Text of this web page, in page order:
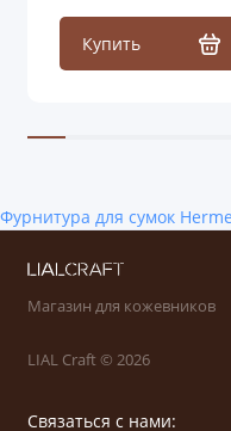
Купить
Фурнитура для сумок
Магазин для кожевников
LIAL Craft © 2026
Связаться с нами: